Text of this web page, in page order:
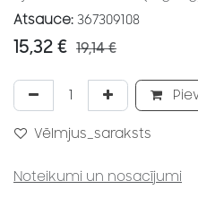
Atsauce: 367309108
15,32 € 19,14€
Vēlmjus_saraksts
Noteikumi un nosacījumi